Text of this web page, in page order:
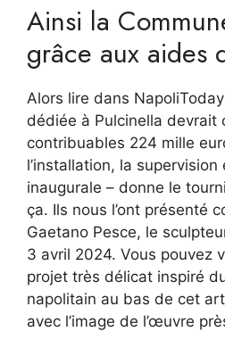
Ainsi la
grâce aux aides
Alors lire dans
dédiée à Pulcinella devrait
contribuables 224 mille
l’installation, la
inaugurale – donne le
ça. Ils nous l’ont présenté
Gaetano Pesce, le
3 avril 2024. Vous pouvez
projet très délicat inspiré
napolitain au bas de cet
avec l’image de l’œuvre